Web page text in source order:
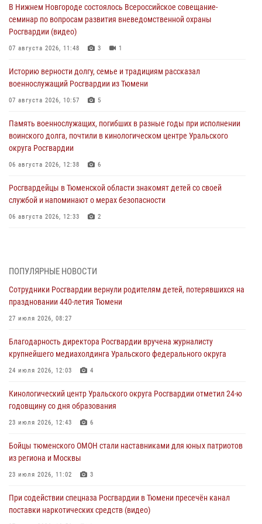
В Нижнем Новгороде состоялось Всероссийское совещание-
семинар по вопросам развития вневедомственной охраны
Росгвардии (видео)
07 августа 2026, 11:48 3 1
Историю верности долгу, семье и традициям рассказал
военнослужащий Росгвардии из Тюмени
07 августа 2026, 10:57 5
Память военнослужащих, погибших в разные годы при исполнении
воинского долга, почтили в кинологическом центре Уральского
округа Росгвардии
06 августа 2026, 12:38 6
Росгвардейцы в Тюменской области знакомят детей со своей
службой и напоминают о мерах безопасности
06 августа 2026, 12:33 2
06 августа 2026, 04:41 3
Росгвардейцы в Тюменской области почтили память генерала
армии Ивана Кирилловича Яковлева
05 августа 2026, 11:03
В Тюмени офицер Росгвардии в радиоэфире напомнил гражданам о
мерах безопасного владения оружием
05 августа 2026, 09:56
Военнослужащие Росгвардии сбили дрон-разведчик ВСУ на южном
направлении
05 августа 2026, 05:35
Стальной характер продемонстрировали росгвардейцы в ходе
масштабных спортивных событий на Урале
05 августа 2026, 05:22
ПОПУЛЯРНЫЕ НОВОСТИ
Сотрудники Росгвардии вернули родителям детей, потерявшихся на
праздновании 440-летия Тюмени
27 июля 2026, 08:27
Благодарность директора Росгвардии вручена журналисту
крупнейшего медиахолдинга Уральского федерального округа
24 июля 2026, 12:03 4
Кинологический центр Уральского округа Росгвардии отметил 24-ю
годовщину со дня образования
23 июля 2026, 12:43 6
Бойцы тюменского ОМОН стали наставниками для юных патриотов
из региона и Москвы
23 июля 2026, 11:02 3
При содействии спецназа Росгвардии в Тюмени пресечён канал
поставки наркотических средств (видео)